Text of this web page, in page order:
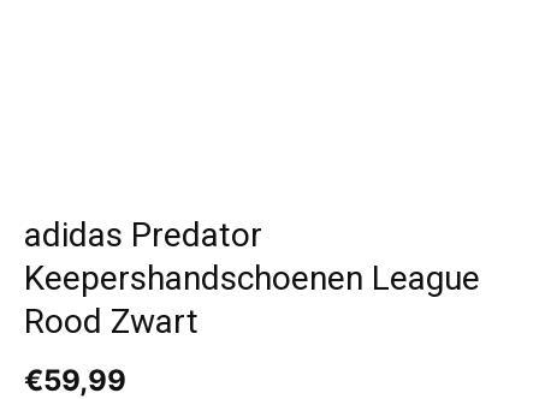
adidas Predator
Keepershandschoenen League
Rood Zwart
€59,99